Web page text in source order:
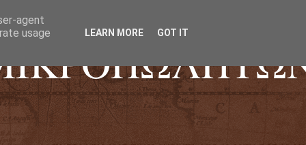
agent
usage
LEARN MORE GOT IT